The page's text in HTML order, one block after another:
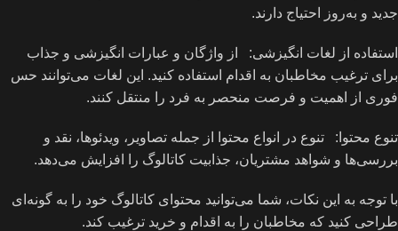
جدید و به‌روز احتیاج دارند.
استفاده از لغات انگیزشی: از واژگان و عبارات انگیزشی و جذاب
برای ترغیب مخاطبان به اقدام استفاده کنید. این لغات می‌توانند حس
فوری از اهمیت و فرصت منحصر به فرد را منتقل کنند.
تنوع محتوا: تنوع در انواع محتوا از جمله تصاویر، ویدئوها، نقد و
بررسی‌ها و شواهد مشتریان، جذابیت کاتالوگ را افزایش می‌دهد.
با توجه به این نکات، شما می‌توانید محتوای کاتالوگ خود را به گونه‌ای
طراحی کنید که مخاطبان را به اقدام و خرید ترغیب کند.